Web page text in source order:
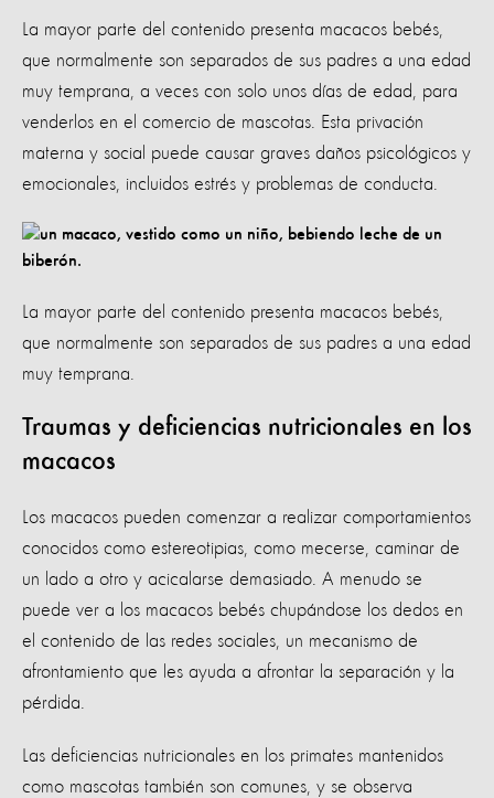
La mayor parte del contenido presenta macacos bebés,
que normalmente son separados de sus padres a una edad
muy temprana, a veces con solo unos días de edad, para
venderlos en el comercio de mascotas. Esta privación
materna y social puede causar graves daños psicológicos y
emocionales, incluidos estrés y problemas de conducta.
La mayor parte del contenido presenta macacos bebés,
que normalmente son separados de sus padres a una edad
muy temprana.
Traumas y deficiencias nutricionales en los
macacos
Los macacos pueden comenzar a realizar comportamientos
conocidos como estereotipias, como mecerse, caminar de
un lado a otro y acicalarse demasiado. A menudo se
puede ver a los macacos bebés chupándose los dedos en
el contenido de las redes sociales, un mecanismo de
afrontamiento que les ayuda a afrontar la separación y la
pérdida.
Las deficiencias nutricionales en los primates mantenidos
como mascotas también son comunes, y se observa